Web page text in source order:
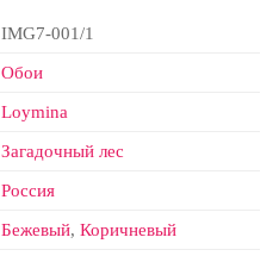
IMG7-001/1
Обои
Loymina
Загадочный лес
Россия
Бежевый, Коричневый